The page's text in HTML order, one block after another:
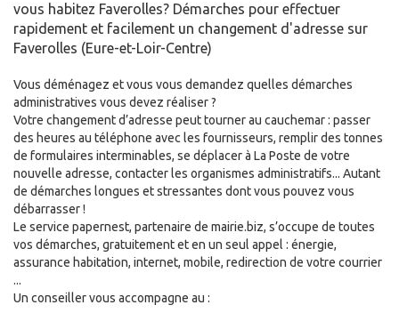
vous habitez Faverolles? Démarches pour effectuer
rapidement et facilement un changement d'adresse sur
Faverolles (Eure-et-Loir-Centre)
Vous déménagez et vous vous demandez quelles démarches
administratives vous devez réaliser ?
Votre changement d’adresse peut tourner au cauchemar : passer
des heures au téléphone avec les fournisseurs, remplir des tonnes
de formulaires interminables, se déplacer à La Poste de votre
nouvelle adresse, contacter les organismes administratifs... Autant
de démarches longues et stressantes dont vous pouvez vous
débarrasser !
Le service papernest, partenaire de mairie.biz, s’occupe de toutes
vos démarches, gratuitement et en un seul appel : énergie,
assurance habitation, internet, mobile, redirection de votre courrier
...
Un conseiller vous accompagne au :